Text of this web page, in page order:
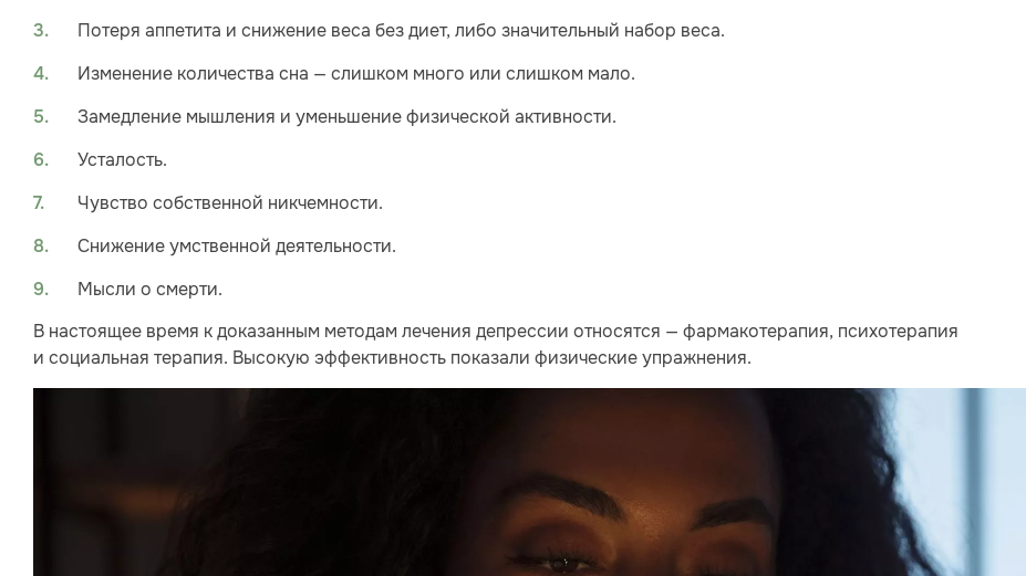
Потеря аппетита и снижение веса без диет, либо значительный набор веса.
Изменение количества сна — слишком много или слишком мало.
Замедление мышления и уменьшение физической активности.
Усталость.
Чувство собственной никчемности.
Снижение умственной деятельности.
Мысли о смерти.
В настоящее время к доказанным методам лечения депрессии относятся — фармакотерапия, психотерапия
и социальная терапия. Высокую эффективность показали физические упражнения.